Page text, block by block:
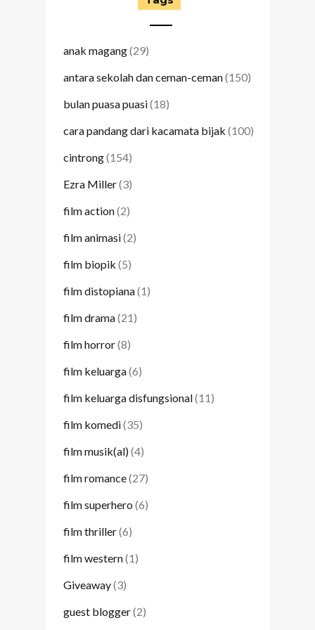
anak magang(29)
antara sekolah dan ceman-ceman(150)
bulan puasa puasi(18)
cara pandang dari kacamata bijak (100)
cintrong(154)
Ezra Miller(3)
film action(2)
film animasi(2)
film biopik (5)
film distopiana(1)
film drama(21)
film horror(8)
film keluarga(6)
film keluarga disfungsional(11)
film komedi(35)
film musik(al)(4)
film romance(27)
film superhero (6)
film thriller(6)
film western(1)
Giveaway(3)
guest blogger(2)